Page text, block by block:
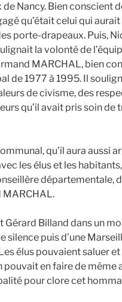
Nancy. Bien conscient
qu’était celui qui
porte-drapeaux. Puis,
la volonté de
MARCHAL, bien
de 1977 à 1995. Il
de civisme, des
qu’il avait pris soin de
qu’il aura aussi
les élus et les habitants,
départementale,
MARCHAL.
Gérard Billand dans un
silence puis d’une
élus pouvaient saluer
pouvait en faire de même
pour clore cet